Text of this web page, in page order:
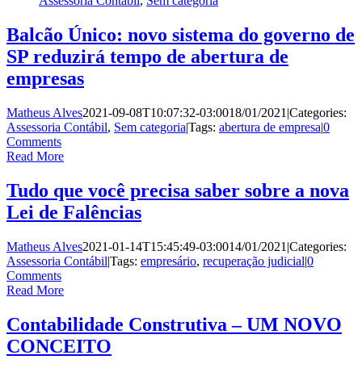
Balcão Único: novo sistema do governo de
SP reduzirá tempo de abertura de
empresas
Matheus Alves2021-09-08T10:07:32-03:0018/01/2021 |Categories:
Assessoria Contábil, Sem categoria|Tags: abertura de empresa|0
Comments
Read More
Tudo que você precisa saber sobre a nova
Lei de Falências
Matheus Alves2021-01-14T15:45:49-03:0014/01/2021 |Categories:
Assessoria Contábil|Tags: empresário, recuperação judicial|0
Comments
Read More
Contabilidade Construtiva – UM NOVO
CONCEITO